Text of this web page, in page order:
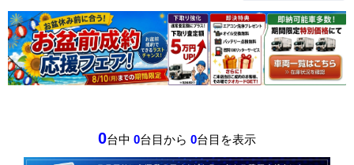
0台中 0台目から 0台目を表示